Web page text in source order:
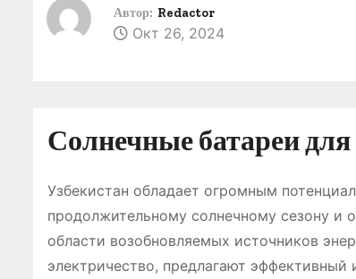
Автор: Redactor
Окт 26, 2024
Солнечные батареи для
Узбекистан обладает огромным
продолжительному солнечному сезону
области возобновляемых источников
электричество, предлагают